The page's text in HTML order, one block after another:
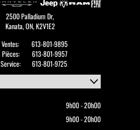
2500 Palladium Dr,
Kanata,ON, K2V1E2
Ventes:
613-801-9895
Pièces:
613-801-9957
Service:
613-801-9725
9h00 - 20h00
9h00 - 20h00